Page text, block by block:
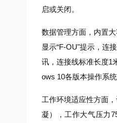
启或关闭。
数据管理方面，内置
显示“F-OU"提示，连
讯，连接线标准长度1
ows 10各版本操作系
工作环境适应性方面
凝），工作大气压力